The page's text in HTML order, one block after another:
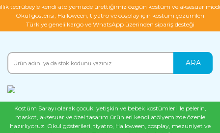
tecrübeyle kendi atölyemizde ürettiğimiz özgün kostüm ve aksesuar
Okul gösterisi, Halloween, tiyatro ve cosplay için kostüm çözümleri
Türkiye geneli kargo ve WhatsApp üzerinden sipariş desteği
ARA
Kostüm Sarayı olarak çocuk, yetişkin ve bebek kostümleri ile pelerin,
maskot, aksesuar ve özel tasarım ürünleri kendi atölyemizde özenle
hazırlıyoruz. Okul gösterileri, tiyatro, Halloween, cosplay, mezuniyet ve